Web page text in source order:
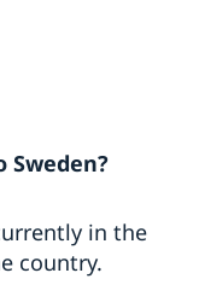
Sweden?
in the
country.